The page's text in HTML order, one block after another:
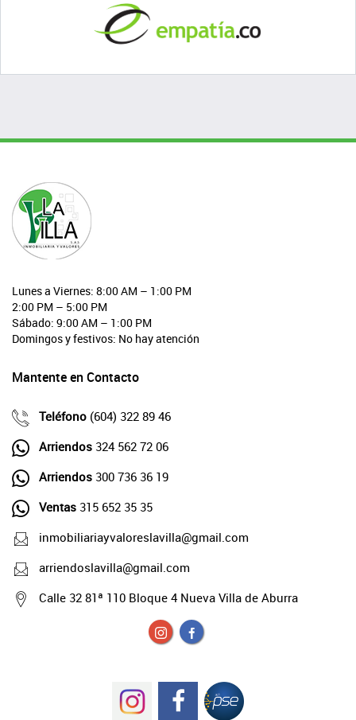
Lunes a Viernes: 8:00 AM – 1:00 PM
2:00 PM – 5:00 PM
Sábado: 9:00 AM – 1:00 PM
Domingos y festivos: No hay atención
Mantente en Contacto
Teléfono (604) 322 89 46
Arriendos 324 562 72 06
Arriendos 300 736 36 19
Ventas 315 652 35 35
inmobiliariayvaloreslavilla@gmail.com
arriendoslavilla@gmail.com
Calle 32 81ª 110 Bloque 4 Nueva Villa de Aburra